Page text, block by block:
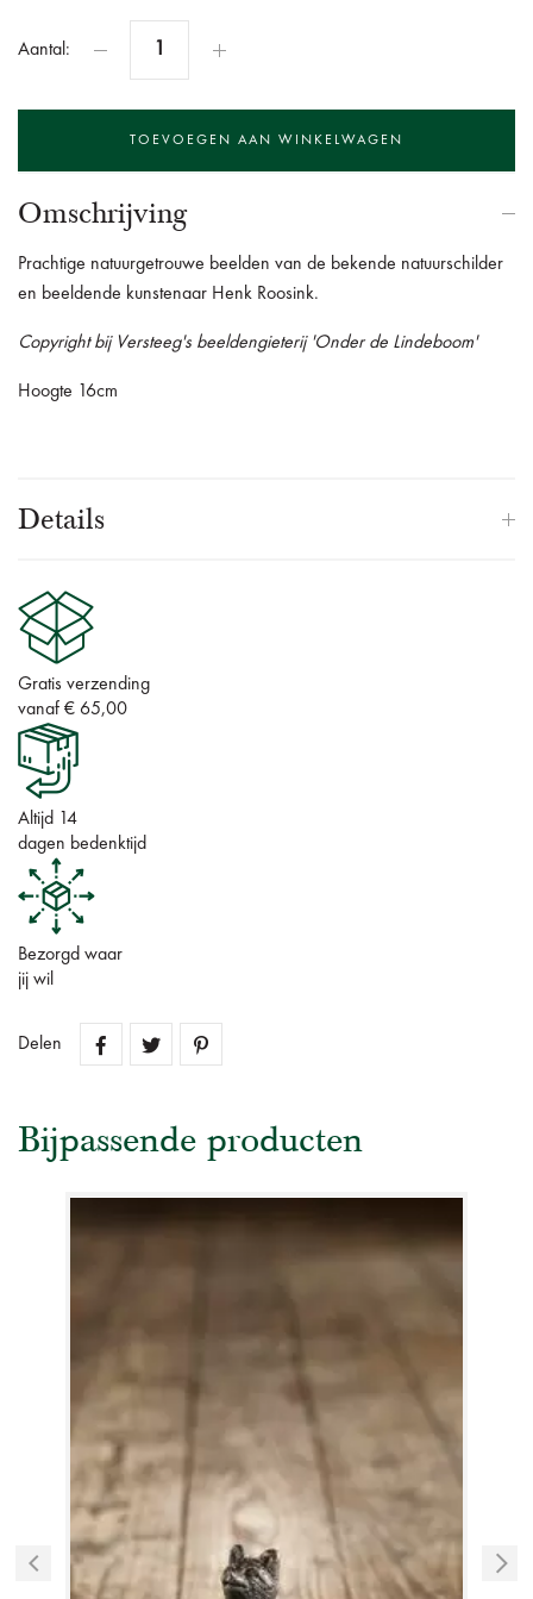
Aantal:
Omschrijving
Prachtige natuurgetrouwe beelden van de bekende natuurschilder
en beeldende kunstenaar Henk Roosink.
Copyright bij Versteeg's beeldengieterij 'Onder de Lindeboom'
Hoogte 16cm
Details
Gratis verzending
vanaf € 65,00
Altijd 14
dagen bedenktijd
Bezorgd waar
jij wil
Delen
Bijpassende producten